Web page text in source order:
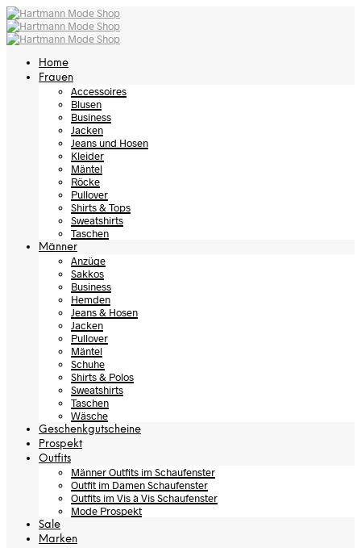
Home
Frauen
Accessoires
Blusen
Business
Jacken
Jeans und Hosen
Kleider
Mäntel
Röcke
Pullover
Shirts & Tops
Sweatshirts
Taschen
Männer
Anzüge
Sakkos
Business
Hemden
Jeans & Hosen
Jacken
Pullover
Mäntel
Schuhe
Shirts & Polos
Sweatshirts
Taschen
Wäsche
Geschenkgutscheine
Prospekt
Outfits
Männer Outfits im Schaufenster
Outfit im Damen Schaufenster
Outfits im Vis à Vis Schaufenster
Mode Prospekt
Sale
Marken